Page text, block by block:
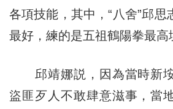
各項技能，其中，“八舍”邱思
最好，練的是五祖鶴陽拳最高
邱靖娜説，因為當時新垵
盜匪歹人不敢肆意滋事，當